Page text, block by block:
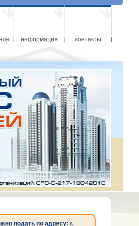
информация контакты
подать по адресу: г.